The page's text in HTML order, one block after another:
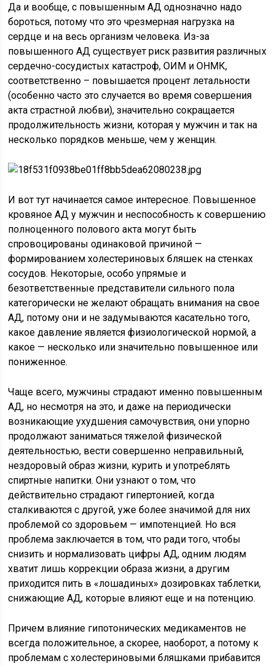
Да и вообще, с повышенным АД однозначно надо
бороться, потому что это чрезмерная нагрузка на
сердце и на весь организм человека. Из-за
повышенного АД существует риск развития различных
сердечно-сосудистых катастроф, ОИМ и ОНМК,
соответственно – повышается процент летальности
(особенно часто это случается во время совершения
акта страстной любви), значительно сокращается
продолжительность жизни, которая у мужчин и так на
несколько порядков меньше, чем у женщин.
И вот тут начинается самое интересное. Повышенное
кровяное АД у мужчин и неспособность к совершению
полноценного полового акта могут быть
спровоцированы одинаковой причиной —
формированием холестериновых бляшек на стенках
сосудов. Некоторые, особо упрямые и
безответственные представители сильного пола
категорически не желают обращать внимания на свое
АД, потому они и не задумываются касательно того,
какое давление является физиологической нормой, а
какое — несколько или значительно повышенное или
пониженное.
Чаще всего, мужчины страдают именно повышенным
АД, но несмотря на это, и даже на периодически
возникающие ухудшения самочувствия, они упорно
продолжают заниматься тяжелой физической
деятельностью, вести совершенно неправильный,
нездоровый образ жизни, курить и употреблять
спиртные напитки. Они узнают о том, что
действительно страдают гипертонией, когда
сталкиваются с другой, уже более значимой для них
проблемой со здоровьем — импотенцией. Но вся
проблема заключается в том, что ради того, чтобы
снизить и нормализовать цифры АД, одним людям
хватит лишь коррекции образа жизни, а другим
приходится пить в «лошадиных» дозировках таблетки,
снижающие АД, которые влияют еще и на потенцию.
Причем влияние гипотонических медикаментов не
всегда положительное, а скорее, наоборот, а потому к
проблемам с холестериновыми бляшками прибавится